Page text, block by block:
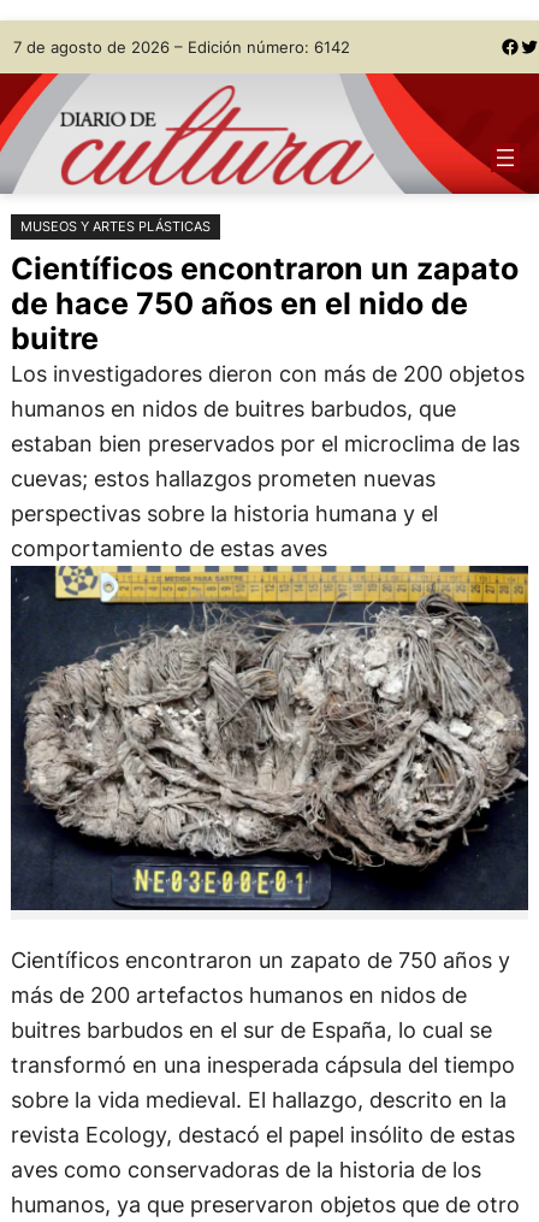
Saltar
al
contenido
Skip
to
content
7 de agosto de 2026 – Edición número: 6142 Facebook Twitter
MUSEOS Y ARTES PLÁSTICAS
Científicos encontraron un zapato
de hace 750 años en el nido de
buitre
Los investigadores dieron con más de 200 objetos
humanos en nidos de buitres barbudos, que
estaban bien preservados por el microclima de las
cuevas; estos hallazgos prometen nuevas
perspectivas sobre la historia humana y el
comportamiento de estas aves
Científicos encontraron un zapato de 750 años y
más de 200 artefactos humanos en nidos de
buitres barbudos en el sur de España, lo cual se
transformó en una inesperada cápsula del tiempo
sobre la vida medieval. El hallazgo, descrito en la
revista Ecology, destacó el papel insólito de estas
aves como conservadoras de la historia de los
humanos, ya que preservaron objetos que de otro